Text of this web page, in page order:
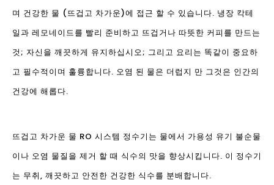
며 건강한 물 (뜨겁고 차가운)에 접근 할 수 있습니다. 냉장 칵테
일과 레모네이드를 빨리 준비하고 뜨겁거나 따뜻한 커피를 만드는
것; 자신을 깨끗하게 유지하십시오; 그리고 요리는 똑같이 중요하
고 필수적이며 훌륭합니다. 오염 된 물은 더럽지 만 그것은 인간의
건강에 해롭다.
뜨겁고 차가운 물 RO 시스템 정수기는 물에서 가용성 유기 불순물
이나 오염 물질을 제거 할 때 식수의 맛을 향상시킵니다. 이 정수기
는 무취, 깨끗하고 안전한 건강한 식수를 분배합니다.